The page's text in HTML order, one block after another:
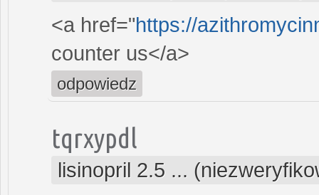
<a href="https://
counter us</a>
odpowiedz
tqrxypdl
lisinopril 2.5 ...